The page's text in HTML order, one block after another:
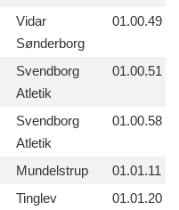
Vidar
Sønderborg
01.00.49
Svendborg
Atletik
01.00.51
Svendborg
Atletik
01.00.58
Mundelstrup
01.01.11
Tinglev
01.01.20